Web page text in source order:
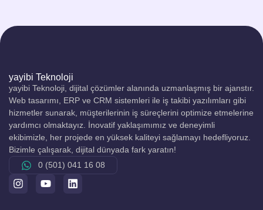
yayibi Teknoloji
yayibi Teknoloji, dijital çözümler alanında uzmanlaşmış bir ajanstır.
Web tasarımı, ERP ve CRM sistemleri ile iş takibi yazılımları gibi
hizmetler sunarak, müşterilerinin iş süreçlerini optimize etmelerine
yardımcı olmaktayız. İnovatif yaklaşımımız ve deneyimli
ekibimizle, her projede en yüksek kaliteyi sağlamayı hedefliyoruz.
Bizimle çalışarak, dijital dünyada fark yaratın!
0 (501) 041 16 08